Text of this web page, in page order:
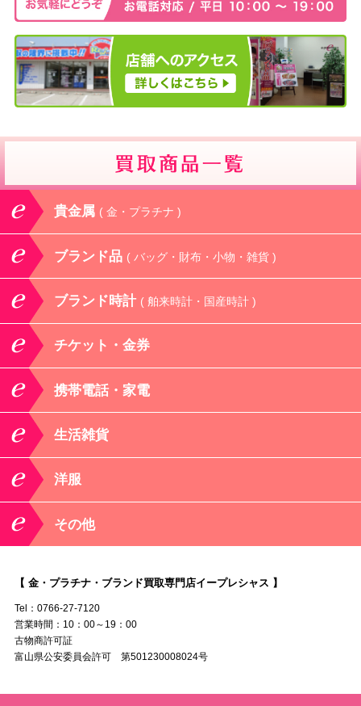
貴金属 ( 金・プラチナ )
ブランド品 ( バッグ・財布・小物・雑貨 )
ブランド時計 ( 舶来時計・国産時計 )
チケット・金券
携帯電話・家電
生活雑貨
洋服
その他
【 金・プラチナ・ブランド買取専門店イープレシャス 】
Tel：0766-27-7120
営業時間：10：00～19：00
古物商許可証
富山県公安委員会許可 第501230008024号